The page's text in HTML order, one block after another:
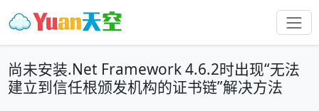
尚未安装.Net Framework 4.6.2时出现“无法
建立到信任根颁发机构的证书链”解决方法